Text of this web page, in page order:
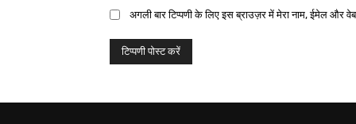
अगली बार टिप्पणी के लिए इस ब्राउज़र में मेरा नाम, ईमेल और